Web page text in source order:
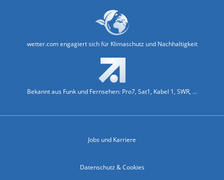
wetter.com engagiert sich für Klimaschutz und Nachhaltigkeit
Bekannt aus Funk und Fernsehen: Pro7, Sat1, Kabel 1, SWR, ...
Jobs und Karriere
Datenschutz & Cookies